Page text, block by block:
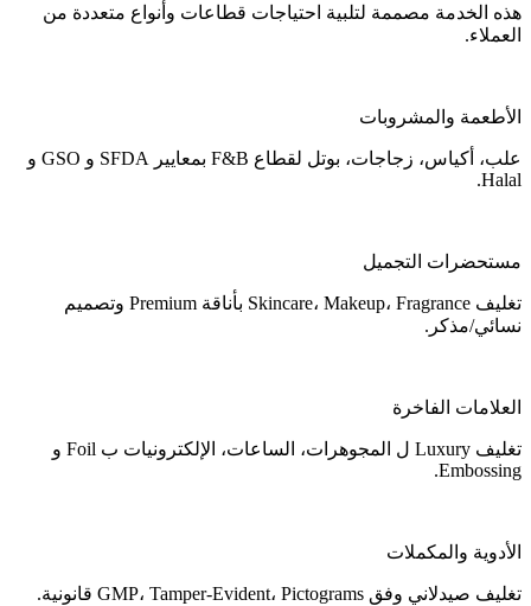
هذه الخدمة مصممة لتلبية احتياجات قطاعات وأنواع متعددة من
العملاء.
الأطعمة والمشروبات
علب، أكياس، زجاجات، بوتل لقطاع F&B بمعايير SFDA و GSO و
Halal.
مستحضرات التجميل
تغليف Skincare، Makeup، Fragrance بأناقة Premium وتصميم
نسائي/مذكر.
العلامات الفاخرة
تغليف Luxury ل المجوهرات، الساعات، الإلكترونيات ب Foil و
Embossing.
الأدوية والمكملات
تغليف صيدلاني وفق GMP، Tamper-Evident، Pictograms قانونية.